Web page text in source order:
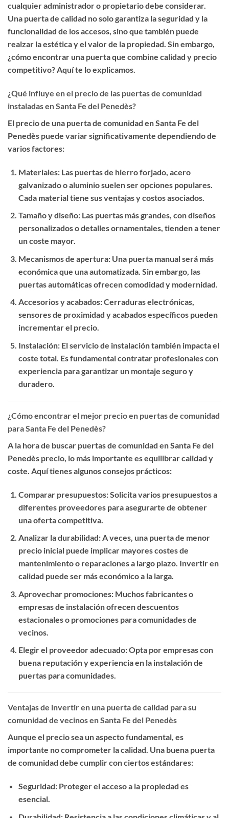
cualquier administrador o propietario debe considerar.
Una puerta de calidad no solo garantiza la seguridad y la
funcionalidad de los accesos, sino que también puede
realzar la estética y el valor de la propiedad. Sin embargo,
¿cómo encontrar una puerta que combine calidad y precio
competitivo? Aquí te lo explicamos.
¿Qué influye en el precio de las puertas de comunidad
instaladas en Santa Fe del Penedès?
El precio de una puerta de comunidad en Santa Fe del
Penedès puede variar significativamente dependiendo de
varios factores:
Materiales: Las puertas de hierro forjado, acero
galvanizado o aluminio suelen ser opciones populares.
Cada material tiene sus ventajas y costos asociados.
Tamaño y diseño: Las puertas más grandes, con diseños
personalizados o detalles ornamentales, tienden a tener
un coste mayor.
Mecanismos de apertura: Una puerta manual será más
económica que una automatizada. Sin embargo, las
puertas automáticas ofrecen comodidad y modernidad.
Accesorios y acabados: Cerraduras electrónicas,
sensores de proximidad y acabados específicos pueden
incrementar el precio.
Instalación: El servicio de instalación también impacta el
coste total. Es fundamental contratar profesionales con
experiencia para garantizar un montaje seguro y
duradero.
¿Cómo encontrar el mejor precio en puertas de comunidad
para Santa Fe del Penedès?
A la hora de buscar puertas de comunidad en Santa Fe del
Penedès precio, lo más importante es equilibrar calidad y
coste. Aquí tienes algunos consejos prácticos:
Comparar presupuestos: Solicita varios presupuestos a
diferentes proveedores para asegurarte de obtener
una oferta competitiva.
Analizar la durabilidad: A veces, una puerta de menor
precio inicial puede implicar mayores costes de
mantenimiento o reparaciones a largo plazo. Invertir en
calidad puede ser más económico a la larga.
Aprovechar promociones: Muchos fabricantes o
empresas de instalación ofrecen descuentos
estacionales o promociones para comunidades de
vecinos.
Elegir el proveedor adecuado: Opta por empresas con
buena reputación y experiencia en la instalación de
puertas para comunidades.
Ventajas de invertir en una puerta de calidad para su
comunidad de vecinos en Santa Fe del Penedès
Aunque el precio sea un aspecto fundamental, es
importante no comprometer la calidad. Una buena puerta
de comunidad debe cumplir con ciertos estándares:
Seguridad: Proteger el acceso a la propiedad es
esencial.